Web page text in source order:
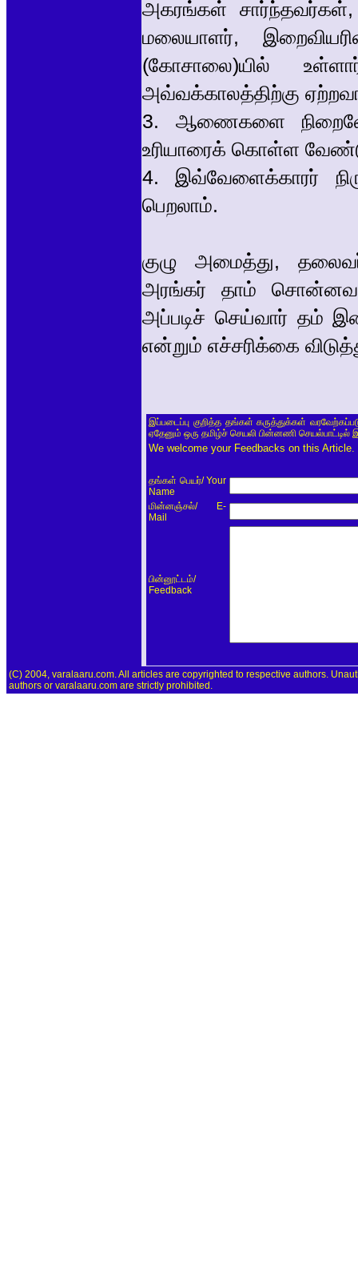
அகரங்கள் சார்ந்தவர்கள்,
மலையாளர்,
(கோசாலை)யில்
அவ்வக்காலத்திற்கு
3. ஆணைகளை
உரியாரைக் கொள்ள
4. இவ்வேளைக்காரர்
பெறலாம்.
குழு அமைத்து,
அரங்கர் தாம்
அப்படிச் செய்வார் தம்
என்றும் எச்சரிக்கை
இப்படைப்பு குறித்த தங்கள் கருத்துக்கள்
ஏதேனும் ஒரு தமிழ்ச் செயலி பின்னணி
We welcome your Feedbacks on this
தங்கள் பெயர்/ Your
Name
மின்னஞ்சல்/ E-
Mail
பின்னூட்டம்/
Feedback
(C) 2004, varalaaru.com. All articles are copyrighted to respective authors.
authors or varalaaru.com are strictly prohibited.